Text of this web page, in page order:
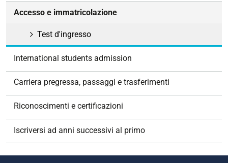
a
Accesso e immatricolazione
Test d'ingresso
International students admission
Carriera pregressa, passaggi e trasferimenti
Riconoscimenti e certificazioni
Iscriversi ad anni successivi al primo